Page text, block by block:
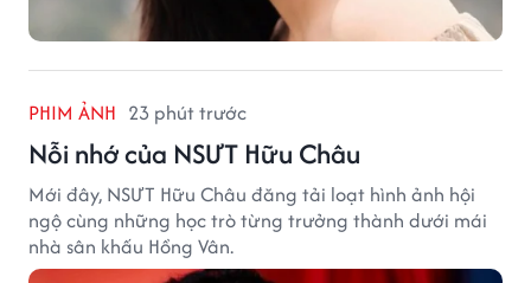
PHIM ẢNH 23 phút trước
Nỗi nhớ của NSƯT Hữu Châu
Mới đây, NSƯT Hữu Châu đăng tải loạt hình ảnh hội
ngộ cùng những học trò từng trưởng thành dưới mái
nhà sân khấu Hồng Vân.